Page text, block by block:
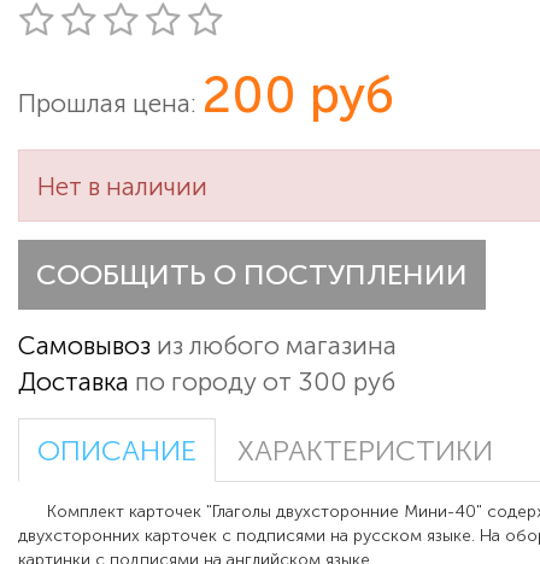
Прошлая цена: 200 руб
Нет в наличии
СООБЩИТЬ О ПОСТУПЛЕНИИ
Самовывоз из любого магазина
Доставка по городу от 300 руб
ОПИСАНИЕ ХАРАКТЕРИСТИКИ
Комплект карточек "Глаголы двухсторонние Мини-40"
двухсторонних карточек с подписями на русском языке. На